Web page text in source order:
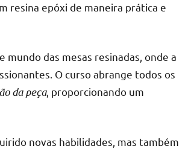
resina epóxi de maneira prática e
das mesas resinadas, onde a
O curso abrange todos os
da peça, proporcionando um
novas habilidades, mas também